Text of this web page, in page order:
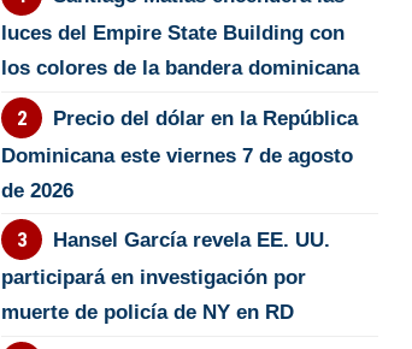
luces del Empire State Building con
los colores de la bandera dominicana
Precio del dólar en la República
Dominicana este viernes 7 de agosto
de 2026
Hansel García revela EE. UU.
participará en investigación por
muerte de policía de NY en RD